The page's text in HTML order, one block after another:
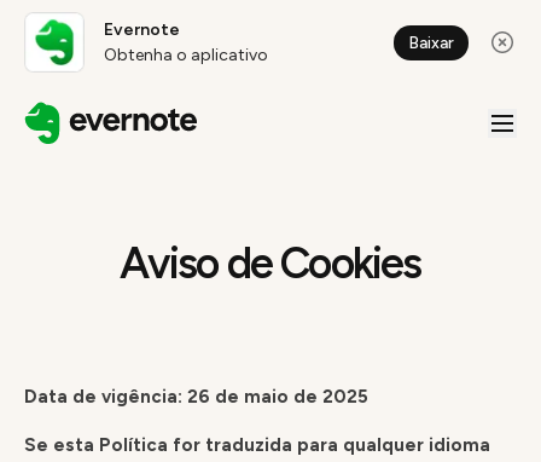
Evernote
Obtenha o aplicativo
Baixar
Aviso de Cookies
Data de vigência: 26 de maio de 2025
Se esta Política for traduzida para qualquer idioma